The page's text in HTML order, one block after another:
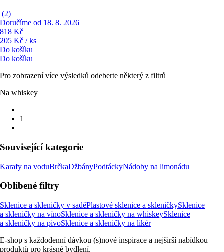
(2)
Doručíme od 18. 8. 2026
818 Kč
205 Kč / ks
Do košíku
Do košíku
Pro zobrazení více výsledků odeberte některý z filtrů
Na whiskey
1
Související kategorie
Karafy na voduBrčkaDžbányPodtáckyNádoby na limonádu
Oblíbené filtry
Sklenice a skleničky v saděPlastové sklenice a skleničkySklenice
a skleničky na vínoSklenice a skleničky na whiskeySklenice
a skleničky na pivoSklenice a skleničky na likér
E-shop s každodenní dávkou (s)nové inspirace a nejširší nabídkou
produktů pro krásné bydlení.